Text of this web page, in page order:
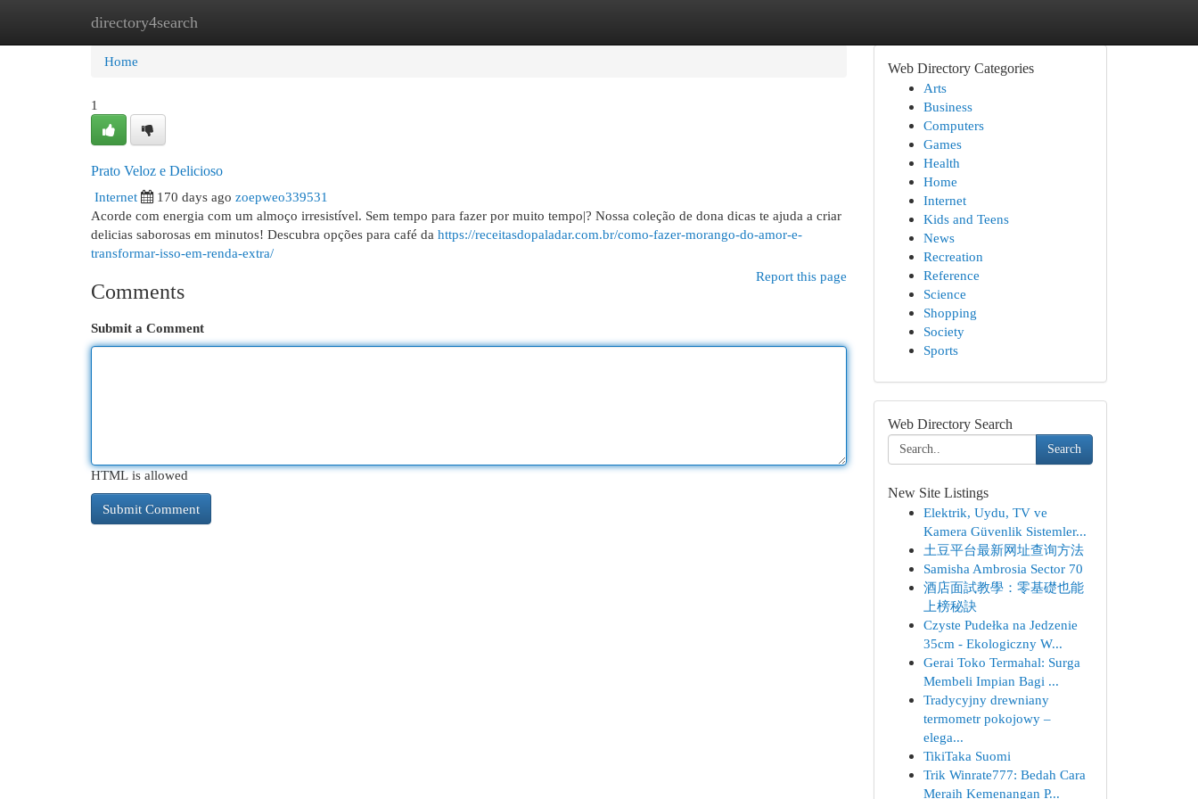
directory4search
Home New Site Listings
Home
1
Prato Veloz e Delicioso
Internet
170 days ago zoepweo339531
Acorde com energia com um almoço irresistível. Sem tempo para fazer por muito tempo|? Nossa coleção de dona dicas te ajuda a criar
delicias saborosas em minutos! Descubra opções para café da https://receitasdopaladar.com.br/como-fazer-morango-do-amor-e-
transformar-isso-em-renda-extra/
Report this page
Comments
Submit a Comment
HTML is allowed
Web Directory Categories
Arts
Business
Computers
Games
Health
Home
Internet
Kids and Teens
News
Recreation
Reference
Science
Shopping
Society
Sports
Web Directory Search
Search
New Site Listings
Elektrik, Uydu, TV ve
Kamera Güvenlik Sistemler...
土豆平台最新网址查询方法
Samisha Ambrosia Sector 70
酒店面試教學：零基礎也能
上榜秘訣
Czyste Pudełka na Jedzenie
35cm - Ekologiczny W...
Gerai Toko Termahal: Surga
Membeli Impian Bagi ...
Tradycyjny drewniany
termometr pokojowy –
elega...
TikiTaka Suomi
Trik Winrate777: Bedah Cara
Meraih Kemenangan P...